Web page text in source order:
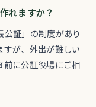
れますか？
公証」の制度があり
すが、外出が難しい
前に公証役場にご相